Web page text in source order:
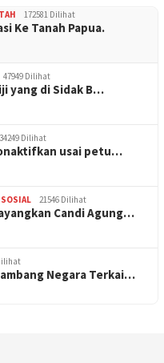
172581 Dilihat
Ke Tanah Papua.
47949 Dilihat
yang di Sidak B…
34249 Dilihat
usai petu…
SOSIAL 21546 Dilihat
Candi Agung…
Negara Terkai…